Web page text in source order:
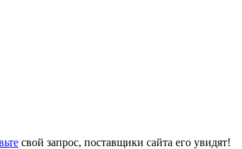
свой запрос, поставщики сайта его увидят!